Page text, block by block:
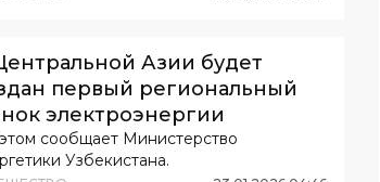
Азии будет
первый региональный
электроэнергии
сообщает Министерство
Узбекистана.